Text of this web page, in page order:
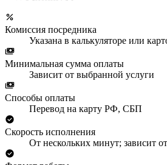
Комиссия посредника
Указана в калькуляторе или
Минимальная сумма оплаты
Зависит от выбранной услуги
Способы оплаты
Перевод на карту РФ, СБП
Скорость исполнения
От нескольких минут; зависит